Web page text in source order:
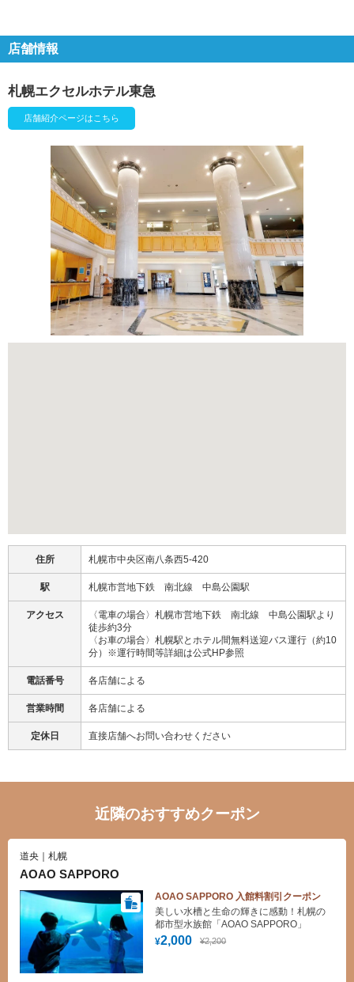
店舗情報
札幌エクセルホテル東急
店舗紹介ページはこちら
住所 札幌市中央区南八条西5-420
駅 札幌市営地下鉄 南北線 中島公園駅
アクセス
〈電車の場合〉札幌市営地下鉄 南北線 中島公園駅より
徒歩約3分
〈お車の場合〉札幌駅とホテル間無料送迎バス運行（約10
分）※運行時間等詳細は公式HP参照
電話番号 各店舗による
営業時間 各店舗による
定休日 直接店舗へお問い合わせください
近隣のおすすめクーポン
道央｜札幌
AOAO SAPPORO
AOAO SAPPORO 入館料割引クーポン
¥2,000 ¥2,200
美しい水槽と生命の輝きに感動！札幌の
都市型水族館「AOAO SAPPORO」